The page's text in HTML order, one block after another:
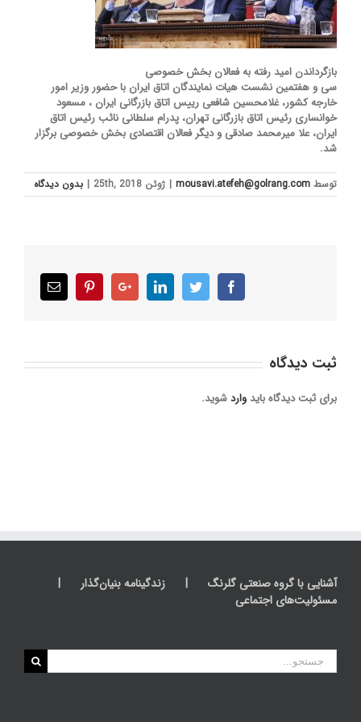
بازگرداندن امید رفته به فعالان بخش خصوصی
سی و هفتمین نشست هیات نمایندگان اتاق ایران با حضور وزیر امور
خارجه کشور، غلامحسین شافعی رییس اتاق بازرگانی ایران ، مسعود
خوانساری رئیس اتاق بازرگانی تهران، پدرام سلطانی نائب رئیس اتاق
ایران، علا میرمحمد صادقی و دیگر فعالان اقتصادی بخش خصوصی برگزار
شد.
توسط mousavi.atefeh@golrang.com
| ژوئن 25th, 2018 | بدون ديدگاه
Facebook
Twitter
LinkedIn
Google+
Pinterest
Email
ثبت ديدگاه
برای ثبت دیدگاه باید واردشوید.
آشنایی با گروه صنعتی گلرنگ
زندگینامه بنیان‌گذار
مسئولیت‌های اجتماعی
جستجو
برای: